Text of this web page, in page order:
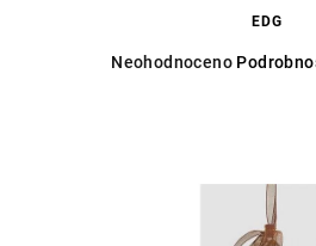
EDG
Průměrné
Neohodnoceno